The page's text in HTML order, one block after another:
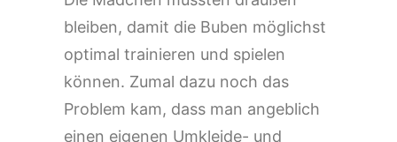
bleiben, damit die Buben möglichst
optimal trainieren und spielen
können. Zumal dazu noch das
Problem kam, dass man angeblich
einen eigenen Umkleide- und